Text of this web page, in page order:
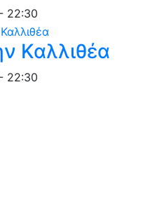
- 22:30
Καλλιθέα
- 22:30